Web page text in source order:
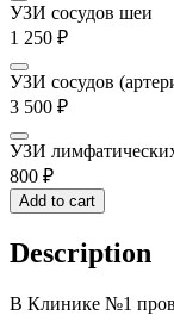
УЗИ сосудов шеи
1 250 ₽
УЗИ сосудов
3 500 ₽
УЗИ
800 ₽
Add to cart
Description
В Клинике №1